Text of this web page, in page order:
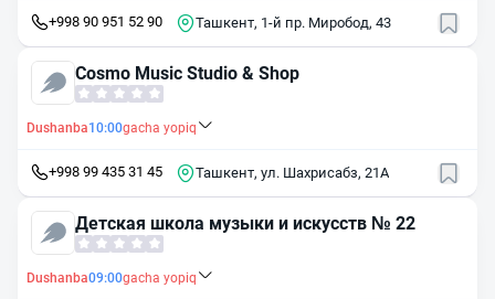
+998 90 951 52 90 Ташкент, 1-й пр. Миробод, 43
Cosmo Music Studio & Shop
Dushanba10:00gacha yopiq
+998 99 435 31 45 Ташкент, ул. Шахрисабз, 21A
Детская школа музыки и искусств № 22
Dushanba09:00gacha yopiq